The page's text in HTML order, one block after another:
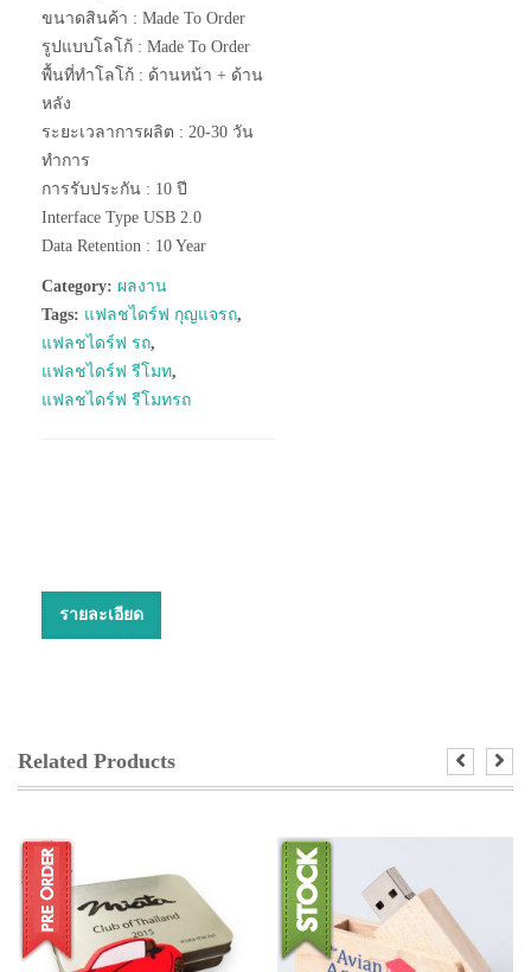
ขนาดสินค้า : Made To Order
รูปแบบโลโก้ : Made To Order
พื้นที่ทำโลโก้ : ด้านหน้า + ด้าน
หลัง
ระยะเวลาการผลิต : 20-30 วัน
ทำการ
การรับประกัน : 10 ปี
Interface Type USB 2.0
Data Retention : 10 Year
Category: ผลงาน
Tags: แฟลชไดร์ฟ กุญแจรถ,
แฟลชไดร์ฟ รถ,
แฟลชไดร์ฟ รีโมท,
แฟลชไดร์ฟ รีโมทรถ
รายละเอียด
Related Products